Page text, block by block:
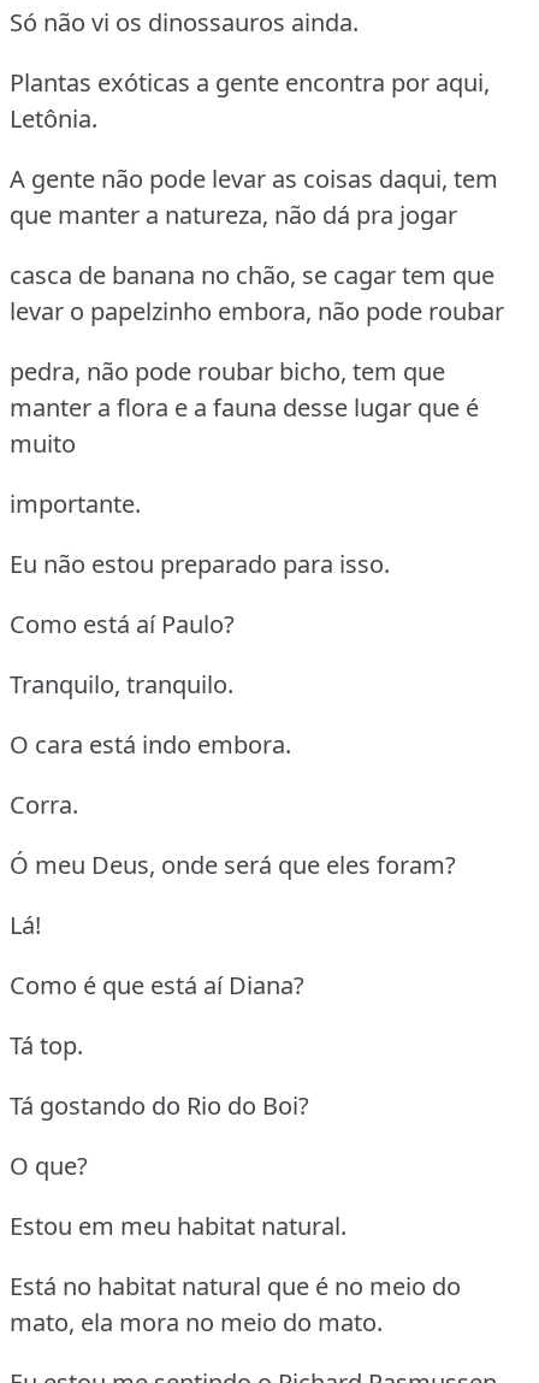
Só não vi os dinossauros ainda.
Plantas exóticas a gente encontra por aqui,
Letônia.
A gente não pode levar as coisas daqui, tem
que manter a natureza, não dá pra jogar
casca de banana no chão, se cagar tem que
levar o papelzinho embora, não pode roubar
pedra, não pode roubar bicho, tem que
manter a flora e a fauna desse lugar que é
muito
importante.
Eu não estou preparado para isso.
Como está aí Paulo?
Tranquilo, tranquilo.
O cara está indo embora.
Corra.
Ó meu Deus, onde será que eles foram?
Lá!
Como é que está aí Diana?
Tá top.
Tá gostando do Rio do Boi?
O que?
Estou em meu habitat natural.
Está no habitat natural que é no meio do
mato, ela mora no meio do mato.